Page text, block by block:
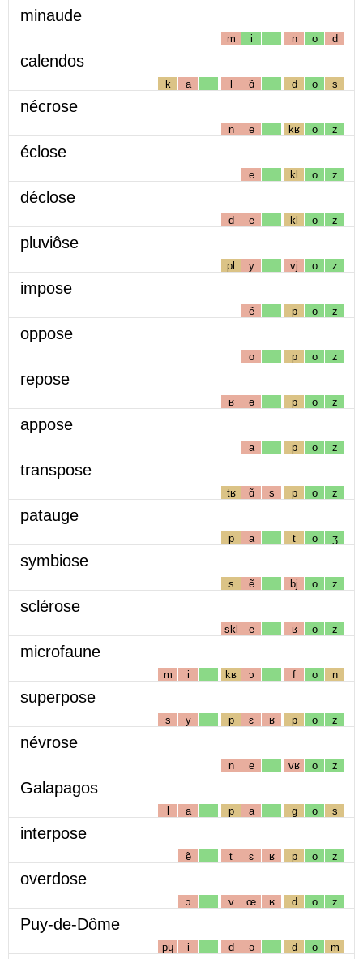
minaude
m i n o d
calendos
k a l ɑ̃ d o s
nécrose
n e kʁ o z
éclose
e kl o z
déclose
d e kl o z
pluviôse
pl y vj o z
impose
ẽ p o z
oppose
o p o z
repose
ʁ ə p o z
appose
a p o z
transpose
tʁ ɑ̃ s p o z
patauge
p a t o ʒ
symbiose
s ẽ bj o z
sclérose
skl e ʁ o z
microfaune
m i kʁ ɔ f o n
superpose
s y p ɛ ʁ p o z
névrose
n e vʁ o z
Galapagos
l a p a g o s
interpose
ẽ t ɛ ʁ p o z
overdose
ɔ v œ ʁ d o z
Puy-de-Dôme
pɥ i d ə d o m